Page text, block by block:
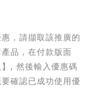
，請擷取該推廣的
品，在付款版面
, 然後輸入優惠碼
確認已成功使用優